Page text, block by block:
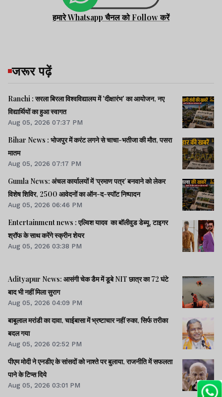
हमारे Whatsapp चैनल को Follow करें
जरूर पढ़ें
Ranchi : सरला बिरला विश्वविद्यालय में 'दीक्षारंभ' का आयोजन, नए
विद्यार्थियों का हुआ स्वागत
Aug 05, 2026 07:37 PM
Bihar News : भोजपुर में करंट लगने से चाचा-भतीजा की मौत, पसरा
मातम
Aug 05, 2026 07:17 PM
Gumla News: अंचल कार्यालयों में ‘प्रमाण पत्र’ बनवाने को लेकर
विशेष शिविर, 2500 आवेदनों का ऑन-द-स्पॉट निष्पादन
Aug 05, 2026 06:46 PM
Entertainment news : एल्विश यादव का बॉलीवुड डेब्यू, टाइगर
श्रॉफ के साथ करेंगे स्क्रीन शेयर
Aug 05, 2026 03:38 PM
Adityapur News: आसंगी चेक डैम में डूबे NIT छात्र का 72 घंटे
बाद भी नहीं मिला सुराग
Aug 05, 2026 04:09 PM
बाबूलाल मरांडी का दावा, चाईबासा में भ्रष्टाचार नहीं रुका, सिर्फ तरीका
बदल गया
Aug 05, 2026 02:52 PM
पीएम मोदी ने एनडीए के सांसदों को नाश्ते पर बुलाया, राजनीति में सफलता
पाने के टिप्स दिये
Aug 05, 2026 03:01 PM